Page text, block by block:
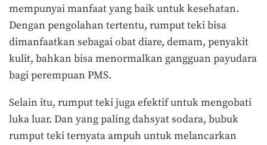
mempunyai manfaat yang baik untuk kesehatan.
Dengan pengolahan tertentu, rumput teki bisa
dimanfaatkan sebagai obat diare, demam, penyakit
kulit, bahkan bisa menormalkan gangguan payudara
bagi perempuan PMS.
Selain itu, rumput teki juga efektif untuk mengobati
luka luar. Dan yang paling dahsyat sodara, bubuk
rumput teki ternyata ampuh untuk melancarkan